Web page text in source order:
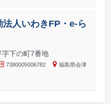
人いわきFP・e-ら
下の町7番地
7380005006782
福島県会津